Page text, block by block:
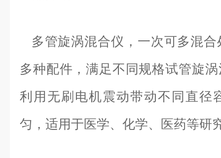
多管旋涡混合仪，一次可多混合
多种配件，满足不同规格试管旋
利用无刷电机震动带动不同直径
匀，适用于医学、化学、医药等研